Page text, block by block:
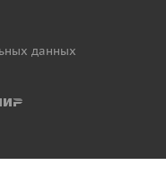
данных